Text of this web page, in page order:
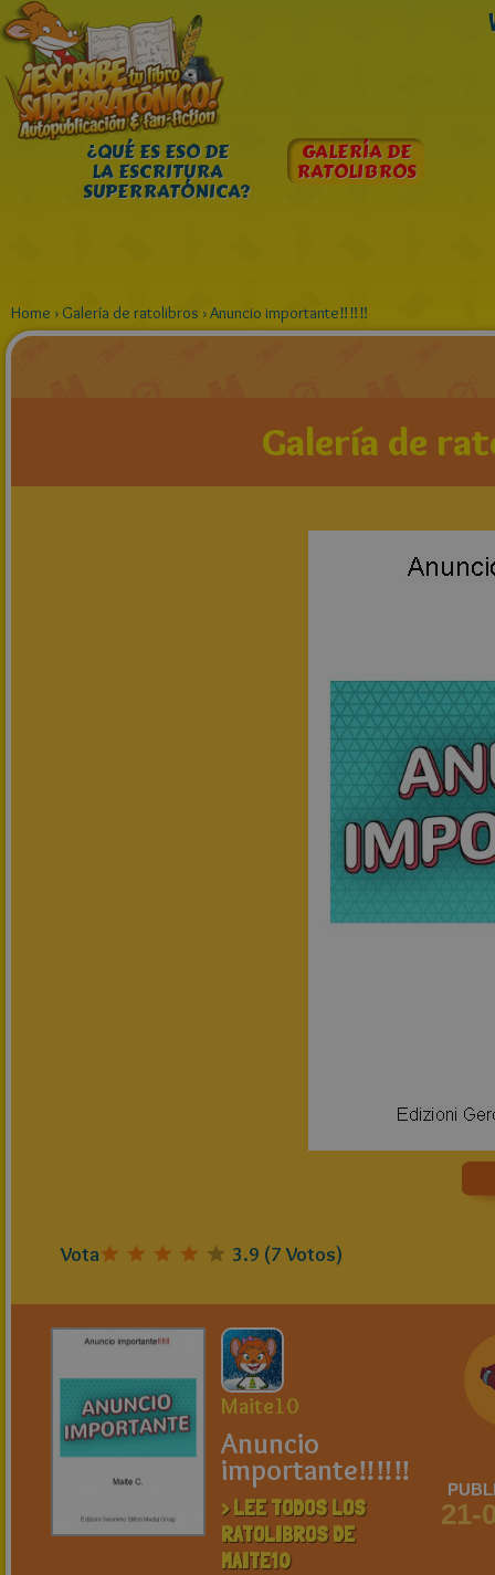
¿QUÉ ES ESO DE
LA ESCRITURA
SUPERRATÓNICA?
GALERÍA DE
RATOLIBROS
Home › Galería de ratolibros ›Anuncio importante‼‼‼
Galería de
Vota 3.9 (7Votos)
Maite10
Anuncio
importante‼‼‼
> LEE TODOS LOS
RATOLIBROS DE
MAITE10
21-